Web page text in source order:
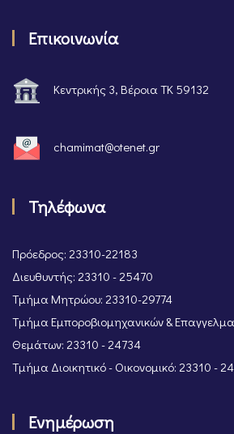
Επικοινωνία
Κεντρικής 3, Βέροια ΤΚ 59132
chamimat@otenet.gr
Τηλέφωνα
Πρόεδρος: 23310-22183
Διευθυντής: 23310 - 25470
Τμήμα Μητρώου: 23310-29774
Τμήμα Εμποροβιομηχανικών &
Θεμάτων: 23310 - 24734
Τμήμα Διοικητικό - Οικονομικό: 23310 -
Ενημέρωση